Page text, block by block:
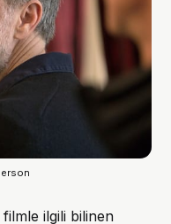
ilgili bilinen